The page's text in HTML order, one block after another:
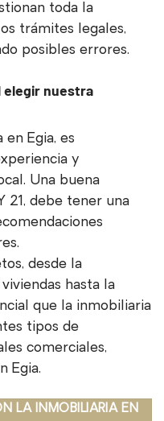
toda la
trámites legales,
posibles errores.
elegir nuestra
Egia, es
y
Una buena
21, debe tener una
desde la
hasta la
que la inmobiliaria
tipos de
comerciales,
Egia.
LA INMOBILIARIA EN